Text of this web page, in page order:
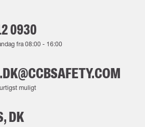
0930
fra08:00 - 16:00
muligt
DK